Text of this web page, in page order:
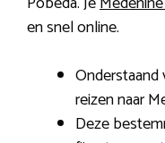
en snel online.
reizen naar
Deze